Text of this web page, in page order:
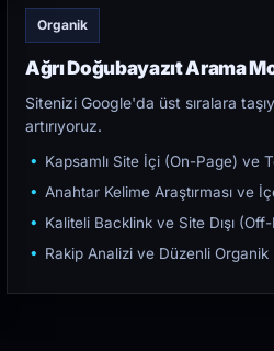
Organik
Ağrı Doğubayazıt Arama
Sitenizi Google'da üst sıralara
artırıyoruz.
Kapsamlı Site İçi (On-Page) ve
Anahtar Kelime Araştırması ve
Kaliteli Backlink ve Site Dışı
Rakip Analizi ve Düzenli Organik